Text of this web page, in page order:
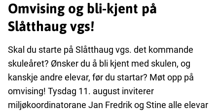
Omvising og bli-kjent på
Slåtthaug vgs!
Skal du starte på Slåtthaug vgs. det kommande
skuleåret? Ønsker du å bli kjent med skulen, og
kanskje andre elevar, før du startar? Møt opp på
omvising! Tysdag 11. august inviterer
miljøkoordinatorane Jan Fredrik og Stine alle elevar